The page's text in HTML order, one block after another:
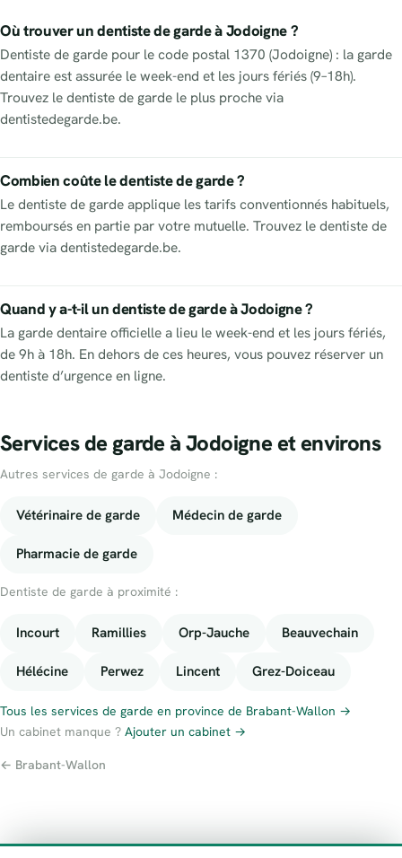
Où trouver un dentiste de garde à Jodoigne ?
Dentiste de garde pour le code postal 1370 (Jodoigne) : la garde
dentaire est assurée le week-end et les jours fériés (9–18h).
Trouvez le dentiste de garde le plus proche via
dentistedegarde.be.
Combien coûte le dentiste de garde ?
Le dentiste de garde applique les tarifs conventionnés habituels,
remboursés en partie par votre mutuelle. Trouvez le dentiste de
garde via dentistedegarde.be.
Quand y a-t-il un dentiste de garde à Jodoigne ?
La garde dentaire officielle a lieu le week-end et les jours fériés,
de 9h à 18h. En dehors de ces heures, vous pouvez réserver un
dentiste d’urgence en ligne.
Services de garde à Jodoigne et environs
Autres services de garde à Jodoigne :
Vétérinaire de garde Médecin de garde
Pharmacie de garde
Dentiste de garde à proximité :
Incourt Ramillies Orp-Jauche Beauvechain
Hélécine Perwez Lincent Grez-Doiceau
Tous les services de garde en province de Brabant-Wallon →
Un cabinet manque ? Ajouter un cabinet →
← Brabant-Wallon